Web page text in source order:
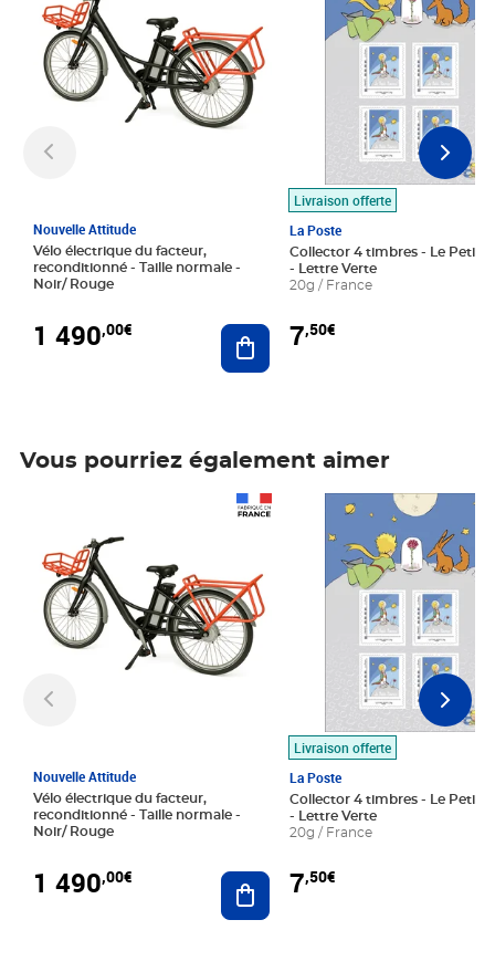
Nouvelle Attitude
Vélo électrique du facteur,
reconditionné - Taille normale -
Noir/ Rouge
1 490,00€ Ajouter au panier
Livraison offerte
La Poste
Collector 4 timbres - Le Petit
- Lettre Verte
20g / France
7,50€
Vous pourriez également aimer
Nouvelle Attitude
Vélo électrique du facteur,
reconditionné - Taille normale -
Noir/ Rouge
1 490,00€ Ajouter au panier
Livraison offerte
La Poste
Collector 4 timbres - Le Petit
- Lettre Verte
20g / France
7,50€
Prix 7,50€